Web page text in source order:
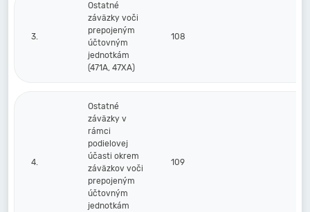
3.
Ostatné
záväzky voči
prepojeným
účtovným
jednotkám
(471A, 47XA)
108
4.
Ostatné
záväzky v
rámci
podielovej
účasti okrem
záväzkov voči
prepojeným
účtovným
jednotkám
109